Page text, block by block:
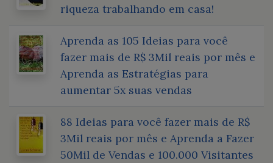
riqueza trabalhando em casa!
Aprenda as 105 Ideias para você
fazer mais de R$ 3Mil reais por mês e
Aprenda as Estratégias para
aumentar 5x suas vendas
88 Ideias para você fazer mais de R$
3Mil reais por mês e Aprenda a Fazer
50Mil de Vendas e 100.000 Visitantes